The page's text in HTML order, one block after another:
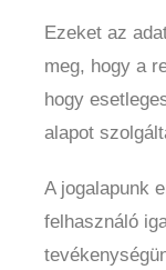
Ezeket az
meg, hogy a
hogy
alapot
A jogalapunk
felhasználó